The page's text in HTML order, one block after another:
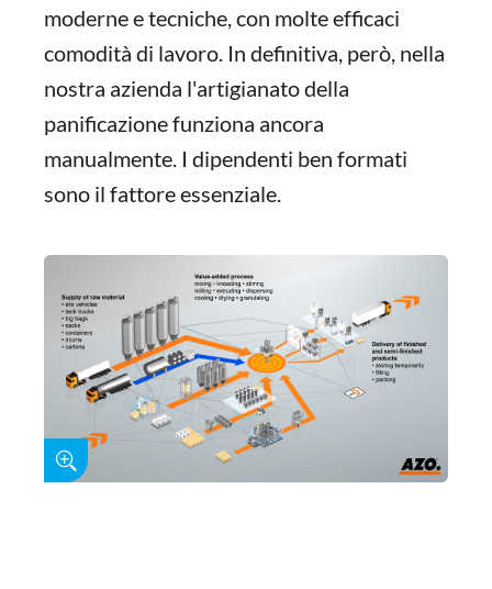
moderne e tecniche, con molte efficaci
comodità di lavoro. In definitiva, però, nella
nostra azienda l'artigianato della
panificazione funziona ancora
manualmente. I dipendenti ben formati
sono il fattore essenziale.